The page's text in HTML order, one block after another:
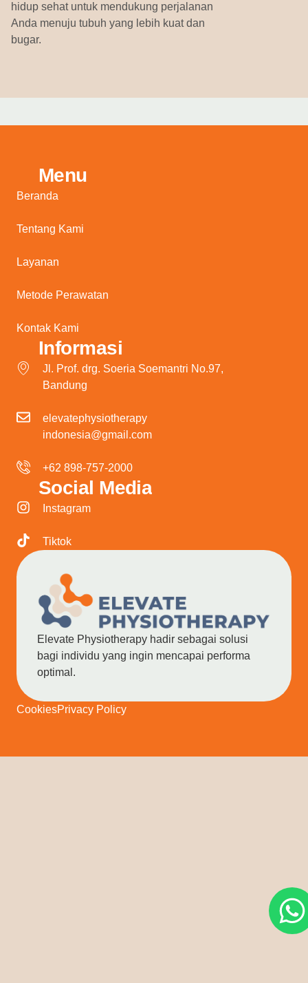
hidup sehat untuk mendukung perjalanan
Anda menuju tubuh yang lebih kuat dan
bugar.
Menu
Beranda
Tentang Kami
Layanan
Metode Perawatan
Kontak Kami
Informasi
Jl. Prof. drg. Soeria Soemantri No.97,
Bandung
elevatephysiotherapy
indonesia@gmail.com
+62 898-757-2000
Social Media
Instagram
Tiktok
Elevate Physiotherapy hadir sebagai solusi
bagi individu yang ingin mencapai performa
optimal.
CookiesPrivacy Policy